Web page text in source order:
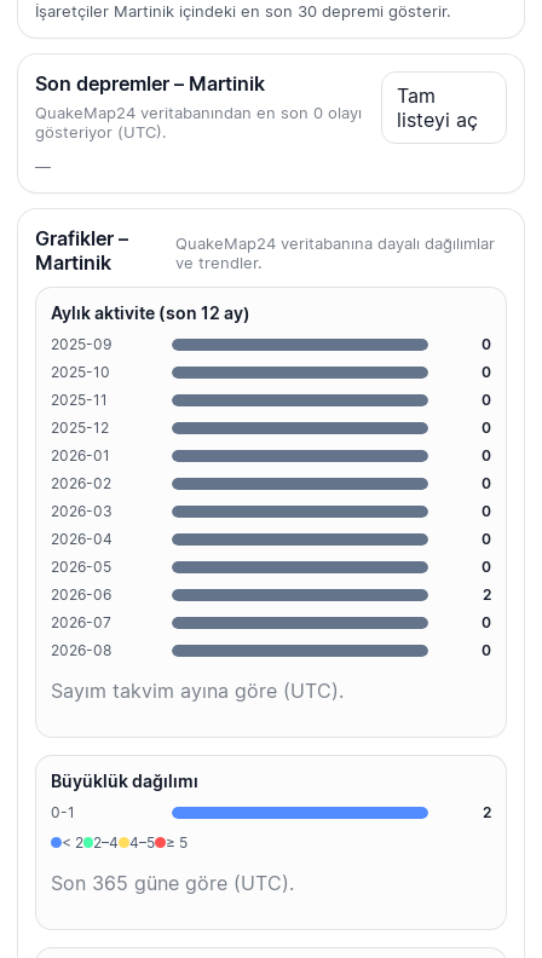
İşaretçiler Martinik içindeki en son 30 depremi gösterir.
Son depremler – Martinik
QuakeMap24 veritabanından en son 0 olayı
gösteriyor (UTC).
Tam
listeyi aç
—
Grafikler –
Martinik
QuakeMap24 veritabanına dayalı dağılımlar
ve trendler.
Aylık aktivite (son 12 ay)
2025-09
0
2025-10
0
2025-11
0
2025-12
0
2026-01
0
2026-02
0
2026-03
0
2026-04
0
2026-05
0
2026-06
2
2026-07
0
2026-08
0
Sayım takvim ayına göre (UTC).
Büyüklük dağılımı
0-1
2
< 2
2–4 4–5 ≥ 5
Son 365 güne göre (UTC).